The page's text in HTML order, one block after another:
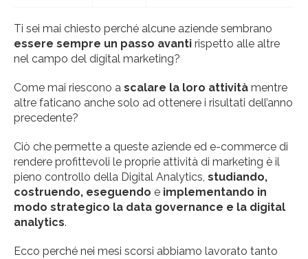
Ti sei mai chiesto perché alcune aziende sembrano
essere sempre un passo avanti rispetto alle altre
nel campo del digital marketing?
Come mai riescono a scalare la loro attività mentre
altre faticano anche solo ad ottenere i risultati dell’anno
precedente?
Ciò che permette a queste aziende ed e-commerce di
rendere profittevoli le proprie attività di marketing è il
pieno controllo della Digital Analytics, studiando,
costruendo, eseguendo e implementando in
modo strategico la data governance e la digital
analytics.
Ecco perché nei mesi scorsi abbiamo lavorato tanto